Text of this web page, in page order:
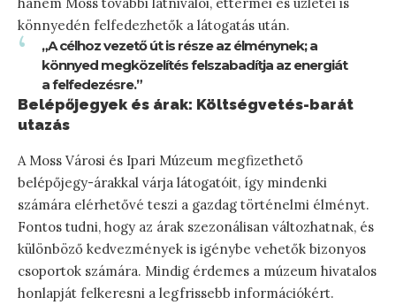
könnyedén felfedezhetők a látogatás után.
„A célhoz vezető út is része az élménynek; a
könnyed megközelítés felszabadítja az energiát
a felfedezésre.”
Belépőjegyek és árak: Költségvetés-barát
utazás
A Moss Városi és Ipari Múzeum megfizethető
belépőjegy-árakkal várja látogatóit, így mindenki
számára elérhetővé teszi a gazdag történelmi élményt.
Fontos tudni, hogy az árak szezonálisan változhatnak, és
különböző kedvezmények is igénybe vehetők bizonyos
csoportok számára. Mindig érdemes a múzeum hivatalos
honlapját felkeresni a legfrissebb információkért.